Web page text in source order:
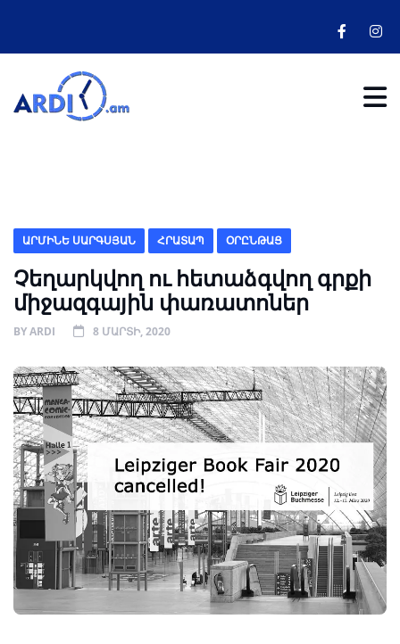
ԱՐՄԻՆԵ ՍԱՐԳՍՅԱՆ ՀՐԱՏԱՊ ՕՐԸՆԹԱՑ
Չեղարկվող ու հետաձգվող գրքի
միջազգային փառատոներ
BYARDI 8 ՄԱՐՏԻ, 2020